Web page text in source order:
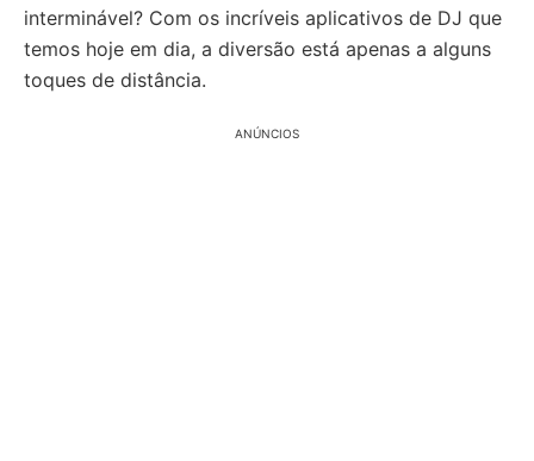
interminável? Com os incríveis aplicativos de DJ que
temos hoje em dia, a diversão está apenas a alguns
toques de distância.
ANÚNCIOS